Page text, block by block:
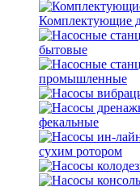
Комплектующие
бытовые
промышленные
фекальные
сухим ротором